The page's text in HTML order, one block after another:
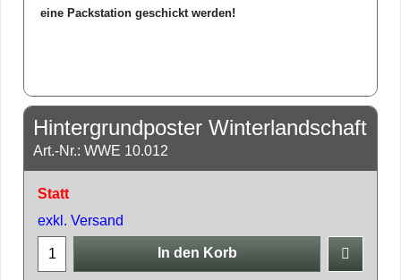
eine Packstation geschickt werden!
Hintergrundposter Winterlandschaft
Art.-Nr.: WWE 10.012
Statt
exkl. Versand
In den Korb